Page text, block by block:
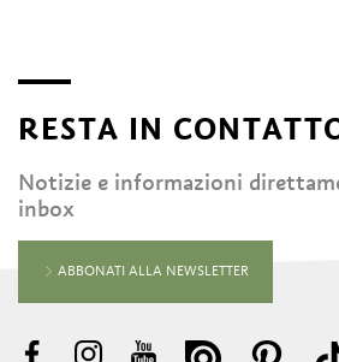
RESTA IN
Notizie e informazioni
inbox
ABBONATI ALLA NEWSLETTER